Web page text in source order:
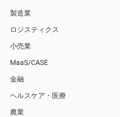
製造業
ロジスティクス
小売業
MaaS/CASE
金融
ヘルスケア・医療
農業